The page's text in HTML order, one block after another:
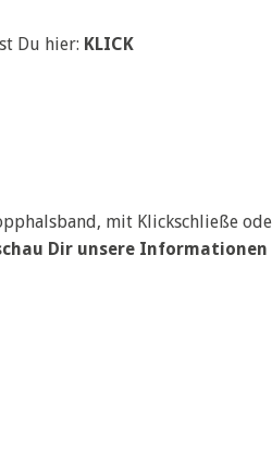
Du hier: KLICK
mit Klickschließe
Dir unsere Informationen